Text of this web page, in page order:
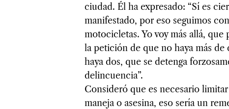
ciudad. Él ha expresado: “Sí es
manifestado, por eso seguimos
motocicletas. Yo voy más allá,
la petición de que no haya más
haya dos, que se detenga
delincuencia”.
Consideró que es necesario
maneja o asesina, eso sería un